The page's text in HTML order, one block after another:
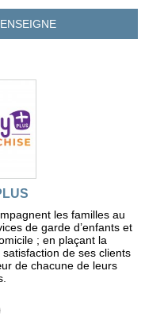
les familles au
de garde d’enfants et
; en plaçant la
de ses clients
de chacune de leurs